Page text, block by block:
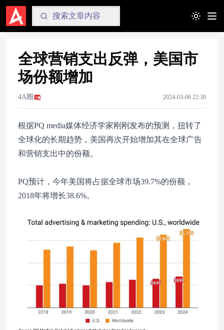
Toggle
全球营销支出反弹，美国市
场份额增加
4A圈 2024-03-06 22:30
根据PQ media媒体经济学家刚刚发布的预测，扭转了
全球化的长期趋势，美国再次开始增加其在全球广告
和营销支出中的份额。
PQ预计，今年美国将占据全球市场39.7%的份额，
2018年将增长38.6%。